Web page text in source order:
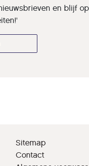
en blijf
Sitemap
Contact